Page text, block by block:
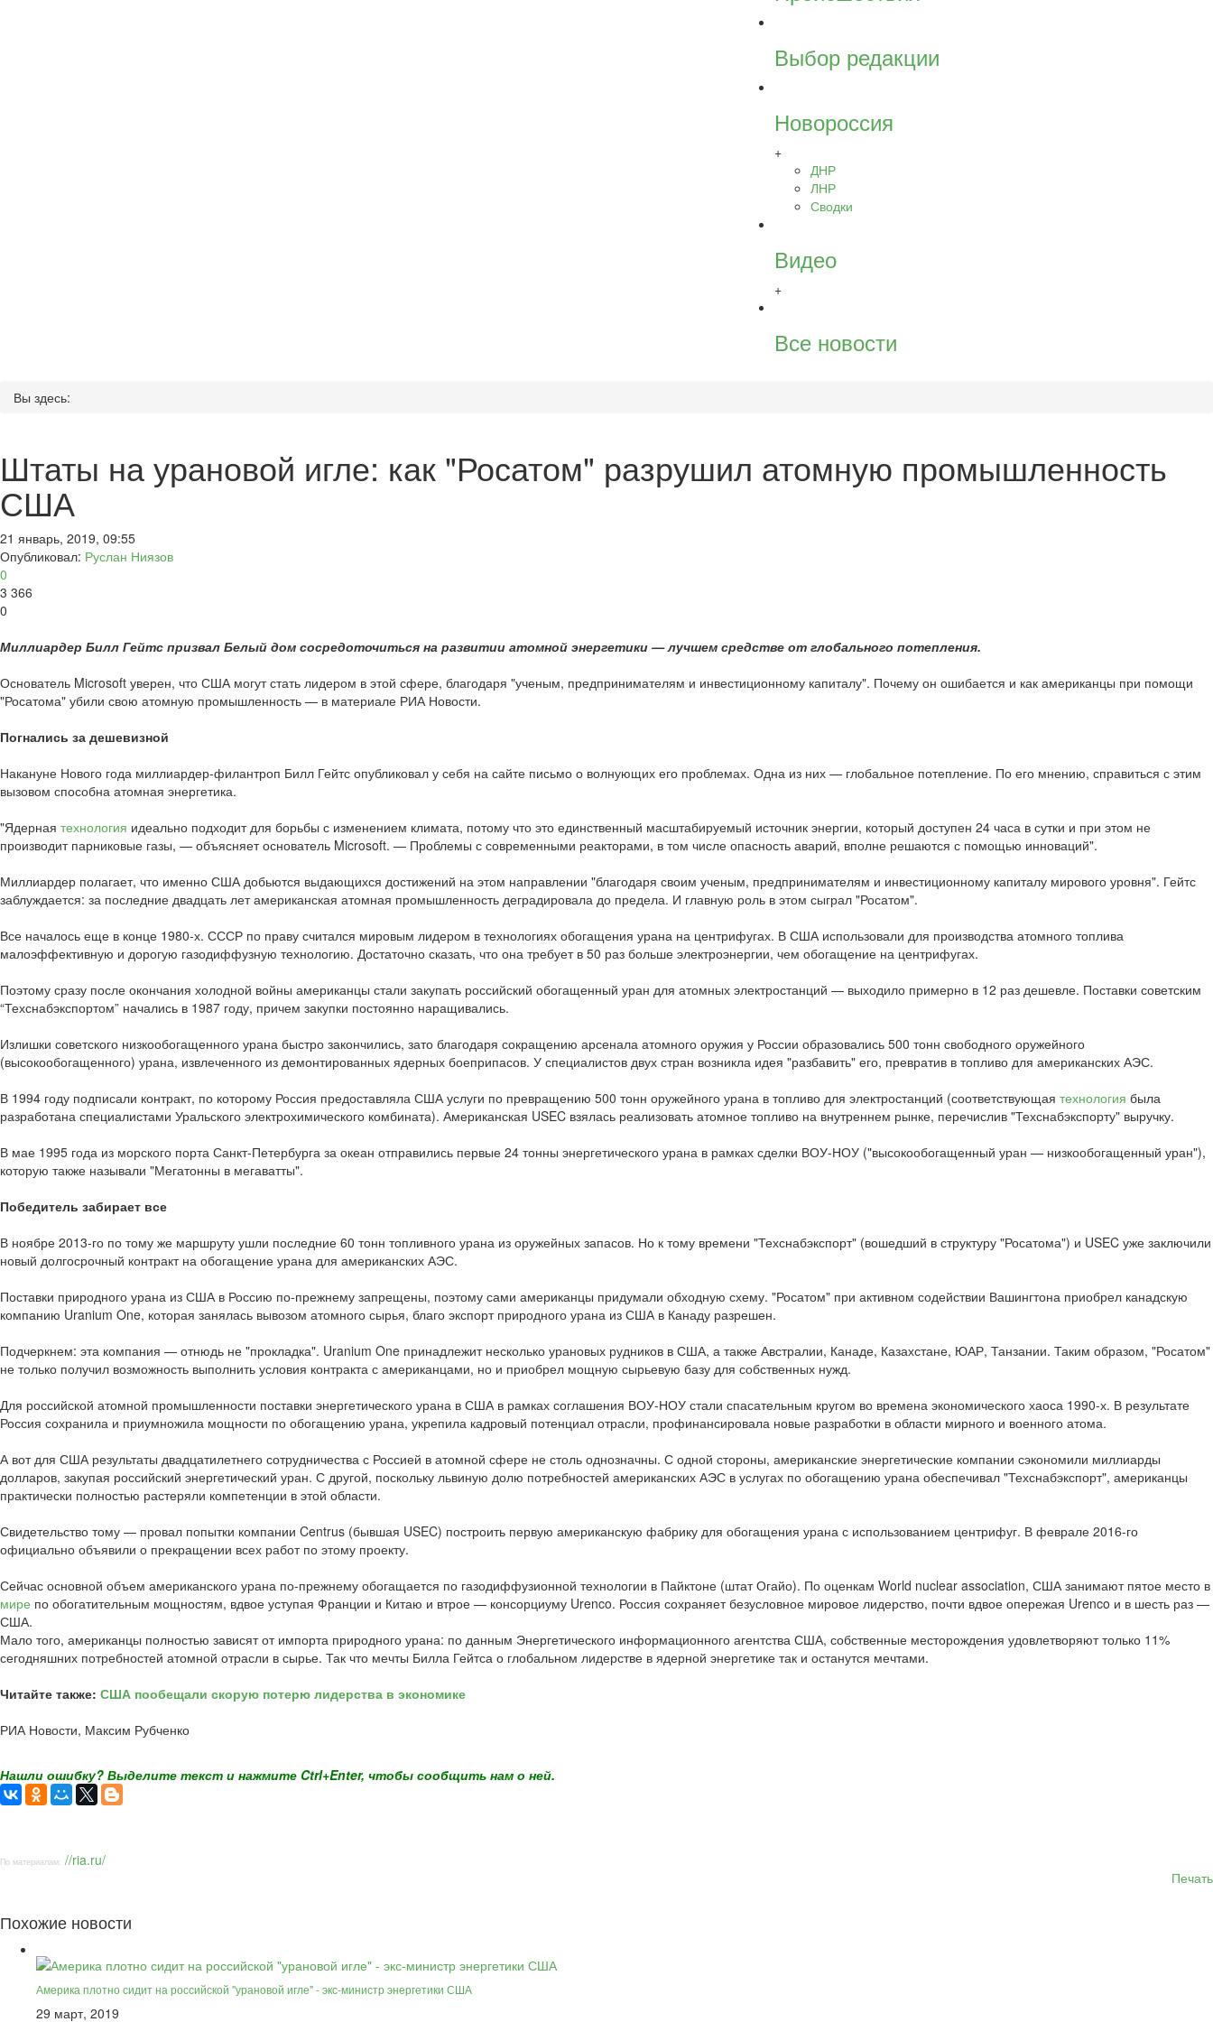
Выбор редакции
Новороссия
+
ДНР
ЛНР
Сводки
Видео
+
Все новости
Вы здесь:
Штаты на урановой игле: как "Росатом" разрушил атомную промышленность
США
21 январь, 2019, 09:55
Опубликовал: Руслан Ниязов
0
3 366
0
Миллиардер Билл Гейтс призвал Белый дом сосредоточиться на развитии атомной энергетики — лучшем средстве от глобального потепления.
Основатель Microsoft уверен, что США могут стать лидером в этой сфере, благодаря "ученым, предпринимателям и инвестиционному капиталу". Почему он ошибается и как американцы при помощи
"Росатома" убили свою атомную промышленность — в материале РИА Новости.
Погнались за дешевизной
Накануне Нового года миллиардер-филантроп Билл Гейтс опубликовал у себя на сайте письмо о волнующих его проблемах. Одна из них — глобальное потепление. По его мнению, справиться с этим
вызовом способна атомная энергетика.
"Ядерная технология идеально подходит для борьбы с изменением климата, потому что это единственный масштабируемый источник энергии, который доступен 24 часа в сутки и при этом не
производит парниковые газы, — объясняет основатель Microsoft. — Проблемы с современными реакторами, в том числе опасность аварий, вполне решаются с помощью инноваций".
Миллиардер полагает, что именно США добьются выдающихся достижений на этом направлении "благодаря своим ученым, предпринимателям и инвестиционному капиталу мирового уровня". Гейтс
заблуждается: за последние двадцать лет американская атомная промышленность деградировала до предела. И главную роль в этом сыграл "Росатом".
Все началось еще в конце 1980-х. СССР по праву считался мировым лидером в технологиях обогащения урана на центрифугах. В США использовали для производства атомного топлива
малоэффективную и дорогую газодиффузную технологию. Достаточно сказать, что она требует в 50 раз больше электроэнергии, чем обогащение на центрифугах.
Поэтому сразу после окончания холодной войны американцы стали закупать российский обогащенный уран для атомных электростанций — выходило примерно в 12 раз дешевле. Поставки советским
“Техснабэкспортом” начались в 1987 году, причем закупки постоянно наращивались.
Излишки советского низкообогащенного урана быстро закончились, зато благодаря сокращению арсенала атомного оружия у России образовались 500 тонн свободного оружейного
(высокообогащенного) урана, извлеченного из демонтированных ядерных боеприпасов. У специалистов двух стран возникла идея "разбавить" его, превратив в топливо для американских АЭС.
В 1994 году подписали контракт, по которому Россия предоставляла США услуги по превращению 500 тонн оружейного урана в топливо для электростанций (соответствующая технология была
разработана специалистами Уральского электрохимического комбината). Американская USEC взялась реализовать атомное топливо на внутреннем рынке, перечислив "Техснабэкспорту" выручку.
В мае 1995 года из морского порта Санкт-Петербурга за океан отправились первые 24 тонны энергетического урана в рамках сделки ВОУ-НОУ ("высокообогащенный уран — низкообогащенный уран"),
которую также называли "Мегатонны в мегаватты".
Победитель забирает все
В ноябре 2013-го по тому же маршруту ушли последние 60 тонн топливного урана из оружейных запасов. Но к тому времени "Техснабэкспорт" (вошедший в структуру "Росатома") и USEC уже заключили
новый долгосрочный контракт на обогащение урана для американских АЭС.
Поставки природного урана из США в Россию по-прежнему запрещены, поэтому сами американцы придумали обходную схему. "Росатом" при активном содействии Вашингтона приобрел канадскую
компанию Uranium One, которая занялась вывозом атомного сырья, благо экспорт природного урана из США в Канаду разрешен.
Подчеркнем: эта компания — отнюдь не "прокладка". Uranium One принадлежит несколько урановых рудников в США, а также Австралии, Канаде, Казахстане, ЮАР, Танзании. Таким образом, "Росатом"
не только получил возможность выполнить условия контракта с американцами, но и приобрел мощную сырьевую базу для собственных нужд.
Для российской атомной промышленности поставки энергетического урана в США в рамках соглашения ВОУ-НОУ стали спасательным кругом во времена экономического хаоса 1990-х. В результате
Россия сохранила и приумножила мощности по обогащению урана, укрепила кадровый потенциал отрасли, профинансировала новые разработки в области мирного и военного атома.
А вот для США результаты двадцатилетнего сотрудничества с Россией в атомной сфере не столь однозначны. С одной стороны, американские энергетические компании сэкономили миллиарды
долларов, закупая российский энергетический уран. С другой, поскольку львиную долю потребностей американских АЭС в услугах по обогащению урана обеспечивал "Техснабэкспорт", американцы
практически полностью растеряли компетенции в этой области.
Свидетельство тому — провал попытки компании Centrus (бывшая USEC) построить первую американскую фабрику для обогащения урана с использованием центрифуг. В феврале 2016-го
официально объявили о прекращении всех работ по этому проекту.
Сейчас основной объем американского урана по-прежнему обогащается по газодиффузионной технологии в Пайктоне (штат Огайо). По оценкам World nuclear association, США занимают пятое место в
мире по обогатительным мощностям, вдвое уступая Франции и Китаю и втрое — консорциуму Urenco. Россия сохраняет безусловное мировое лидерство, почти вдвое опережая Urenco и в шесть раз —
США.
Мало того, американцы полностью зависят от импорта природного урана: по данным Энергетического информационного агентства США, собственные месторождения удовлетворяют только 11%
сегодняшних потребностей атомной отрасли в сырье. Так что мечты Билла Гейтса о глобальном лидерстве в ядерной энергетике так и останутся мечтами.
Читайте также: США пообещали скорую потерю лидерства в экономике
РИА Новости, Максим Рубченко
Нашли ошибку? Выделите текст и нажмите Ctrl+Enter, чтобы сообщить нам о ней.
По материалам: //ria.ru/
Печать
Похожие новости
Америка плотно сидит на российской "урановой игле" - экс-министр энергетики США
29 март, 2019